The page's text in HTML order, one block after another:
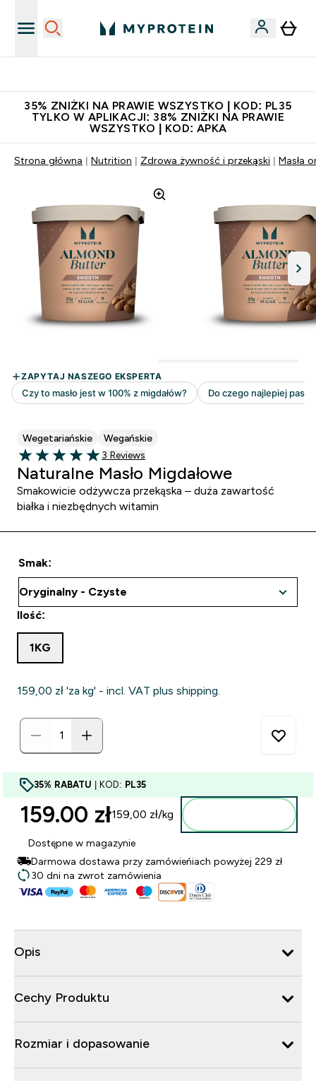
35% ZNIŻKI NA PRAWIE WSZYSTKO | KOD: PL35
TYLKO W APLIKACJI: 38% ZNIŻKI NA PRAWIE
WSZYSTKO | KOD: APKA
Strona główna Nutrition Zdrowa żywność i przekąski Masła
Wegetariańskie Wegańskie
5 out of 5 stars
3 customer reviews
3 Reviews
Naturalne Masło Migdałowe
Smakowicie odżywcza przekąska – duża zawartość
białka i niezbędnych witamin
Smak:
Ilość:
1KG
159,00 zł‎ 'za kg' - incl. VAT plus shipping.
35% RABATU | KOD: PL35
159.00 zł‎159,00 zł‎/kg
Dostępne w magazynie
Darmowa dostawa przy zamówieńiach powyżej 229 zł
30 dni na zwrot zamówienia
Opis
Cechy Produktu
Rozmiar i dopasowanie